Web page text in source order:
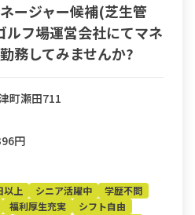
ージャー候補(芝生管
ルフ場運営会社にてマネ
務してみませんか?
町瀬田711
円
以上 シニア活躍中
学歴不問
福利厚生充実
シフト自由